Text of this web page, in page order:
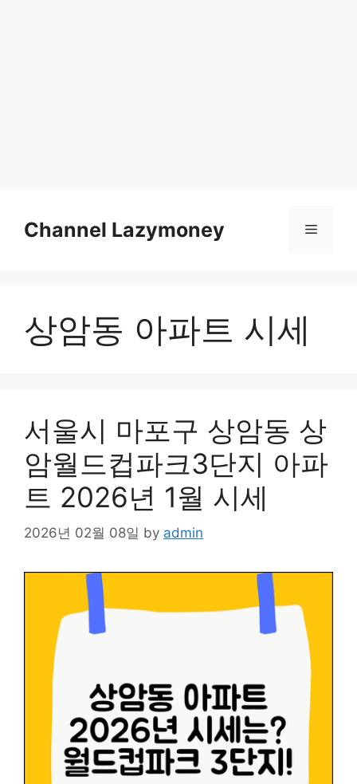
contentChannel Lazymoney Menu
상암동 아파트 시세
서울시 마포구 상암동 상
암월드컵파크3단지 아파
트 2026년 1월 시세
2026년 02월 08일 by admin